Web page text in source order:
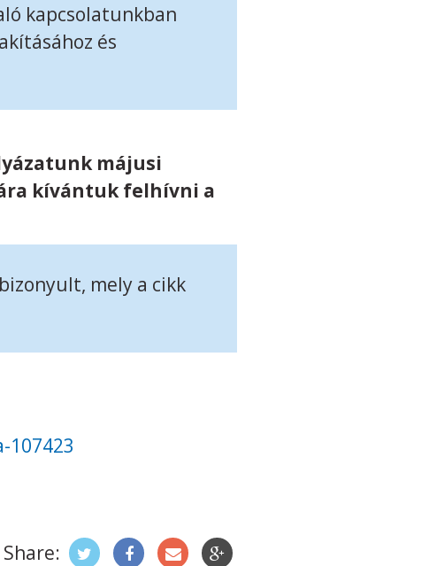
kapcsolatunkban
és
májusi
kívántuk felhívni a
mely a cikk
Share: